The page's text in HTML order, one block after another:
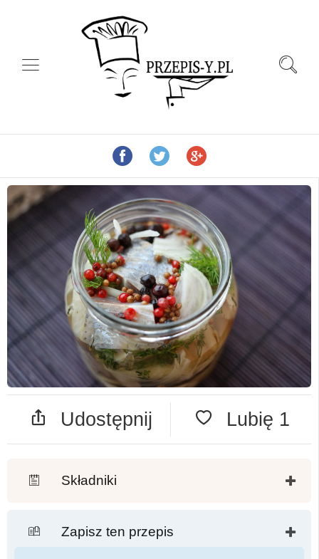
Udostępnij Lubię 1
Składniki
Zapisz ten przepis